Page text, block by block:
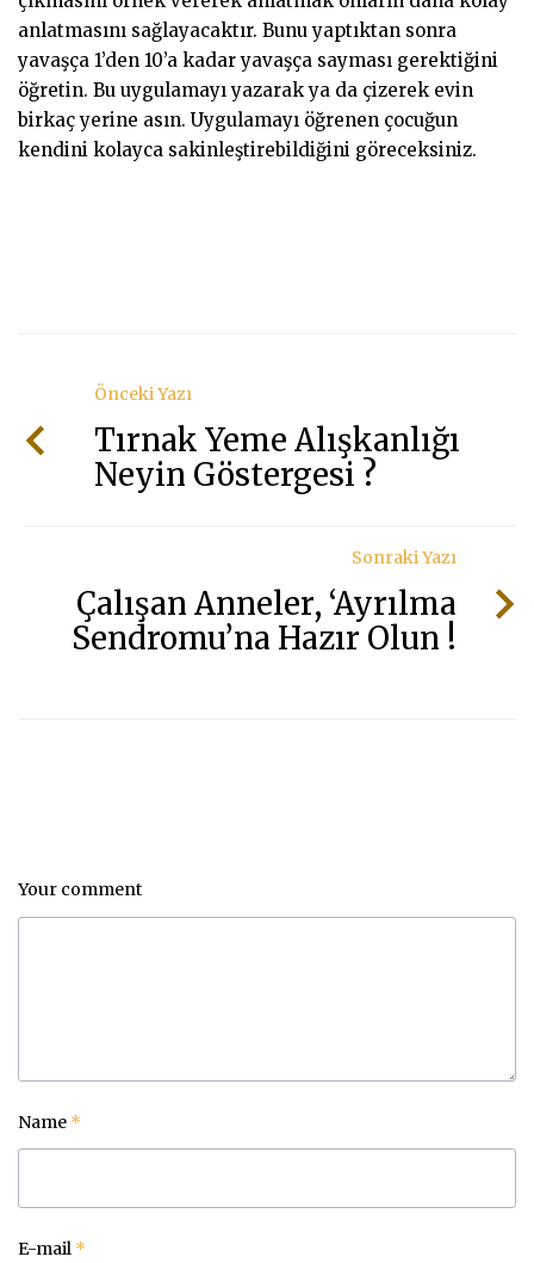
anlatmasını sağlayacaktır. Bunu yaptıktan sonra
yavaşça 1’den 10’a kadar yavaşça sayması gerektiğini
öğretin. Bu uygulamayı yazarak ya da çizerek evin
birkaç yerine asın. Uygulamayı öğrenen çocuğun
kendini kolayca sakinleştirebildiğini göreceksiniz.
Önceki Yazı
Tırnak Yeme Alışkanlığı
Neyin Göstergesi ?
Sonraki Yazı
Çalışan Anneler, ‘Ayrılma
Sendromu’na Hazır Olun !
Your comment
Name *
E-mail *